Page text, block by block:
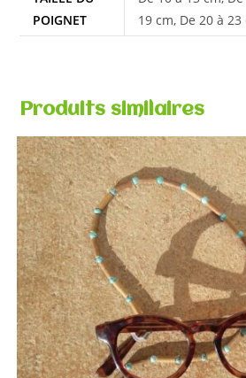
POIGNET
19 cm, De 20 à 23
Produits similaires